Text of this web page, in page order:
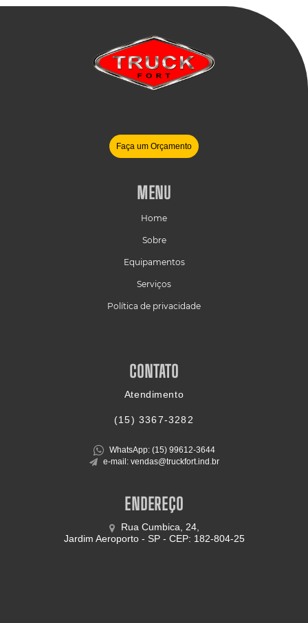
Faça um Orçamento
MENU
Home
Sobre
Equipamentos
Serviços
Política de privacidade
CONTATO
Atendimento
(15)3367-3282
WhatsApp: (15) 99612-3644
e-mail: vendas@truckfort.ind.br
ENDEREÇO
Rua Cumbica, 24,
Jardim Aeroporto - SP - CEP: 182-804-25